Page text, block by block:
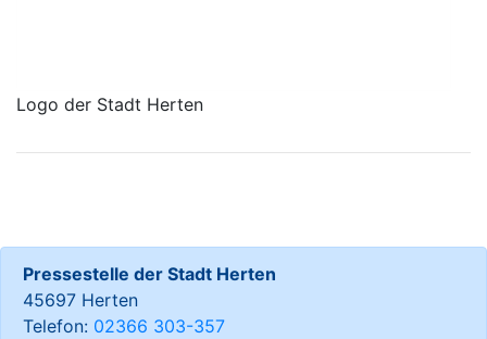
Logo der Stadt Herten
Pressestelle der Stadt Herten
45697 Herten
Telefon: 02366 303-357